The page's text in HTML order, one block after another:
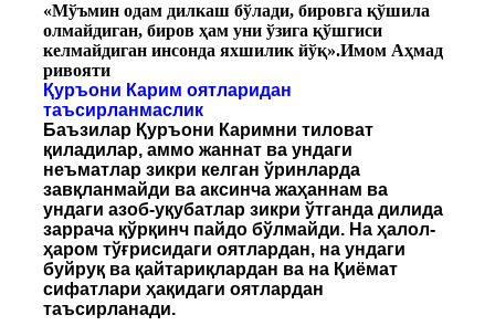
«Мўъмин одам дилкаш бўлади, бировга қўшила
олмайдиган, биров ҳам уни ўзига қўшгиси
келмайдиган инсонда яхшилик йўқ».Имом Аҳмад
ривояти
Қуръони Карим оятларидан
таъсирланмаслик
Баъзилар Қуръони Каримни тиловат
қиладилар, аммо жаннат ва ундаги
неъматлар зикри келган ўринларда
завқланмайди ва аксинча жаҳаннам ва
ундаги азоб-уқубатлар зикри ўтганда дилида
заррача қўрқинч пайдо бўлмайди. На ҳалол-
ҳаром тўғрисидаги оятлардан, на ундаги
буйруқ ва қайтариқлардан ва на Қиёмат
сифатлари ҳақидаги оятлардан
таъсирланади.